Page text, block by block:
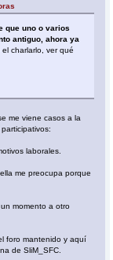
que uno o varios
antiguo, ahora ya
el charlarlo, ver qué
me viene casos a la
laborales.
me preocupa porque
momento a otro
foro mantenido y aquí
de SliM_SFC.